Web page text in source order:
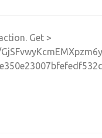
Get >